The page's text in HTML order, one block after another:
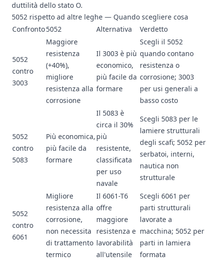
duttilità dello stato O.
5052 rispetto ad altre leghe — Quando scegliere cosa
Confronto5052 Alternativa Verdetto
5052
contro
3003
Maggiore
resistenza
(+40%),
migliore
resistenza alla
corrosione
Il 3003 è più
economico,
più facile da
formare
Scegli il 5052
quando contano
resistenza o
corrosione; 3003
per usi generali a
basso costo
5052
contro
5083
Più economica,
più facile da
formare
Il 5083 è
circa il 30%
più
resistente,
classificata
per uso
navale
Scegli 5083 per le
lamiere strutturali
degli scafi; 5052 per
serbatoi, interni,
nautica non
strutturale
5052
contro
6061
Migliore
resistenza alla
corrosione,
non necessita
di trattamento
termico
Il 6061-T6
offre
maggiore
resistenza e
lavorabilità
all'utensile
Scegli 6061 per
parti strutturali
lavorate a
macchina; 5052 per
parti in lamiera
formata